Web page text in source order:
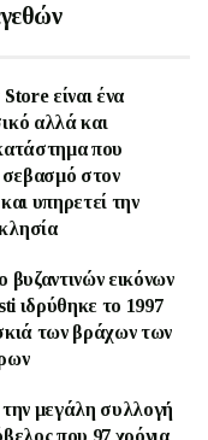
είναι ένα
αλλά και
που
σεβασμό στον
υπηρετεί την
βυζαντινών εικόνων
ιδρύθηκε το 1997
των βράχων των
μεγάλη συλλογή
που 97 χρόνια